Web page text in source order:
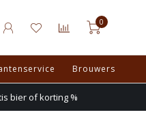
0
Brouwers
bier of korting %